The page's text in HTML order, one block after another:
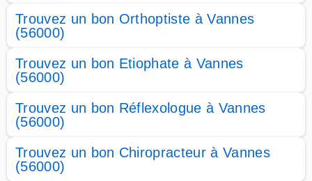
Trouvez un bon Orthoptiste à Vannes
(56000)
Trouvez un bon Etiophate à Vannes
(56000)
Trouvez un bon Réflexologue à Vannes
(56000)
Trouvez un bon Chiropracteur à Vannes
(56000)